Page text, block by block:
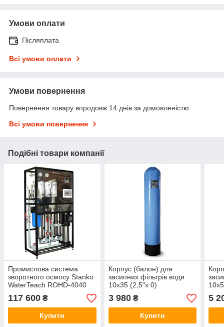
Умови оплати
Післяплата
Всі умови оплати
Умови повернення
Повернення товару впродовж 14 днів за домовленістю
Всі умови повернення
Подібні товари компанії
Промислова система
зворотного осмосу Stanko
WaterTeach ROHD-4040
STANDARD (4 мембрани)
117 600 ₴
Купити
Корпус (балон) для
засипних фільтрів води
10х35 (2,5"х 0)
3 980₴
Купити
5